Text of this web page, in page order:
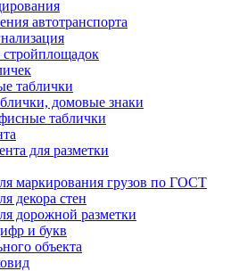
автотранспорта
таблички
домовые знаки
таблички
для разметки
маркирования грузов по ГОСТ
декора стен
дорожной разметки
и букв
объекта